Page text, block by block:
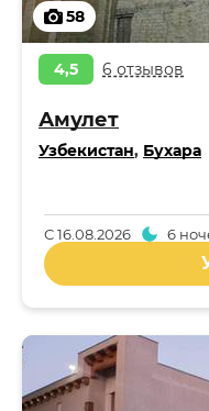
58
4,5 6 отзывов
Амулет
Узбекистан, Бухара
С16.08.2026 6